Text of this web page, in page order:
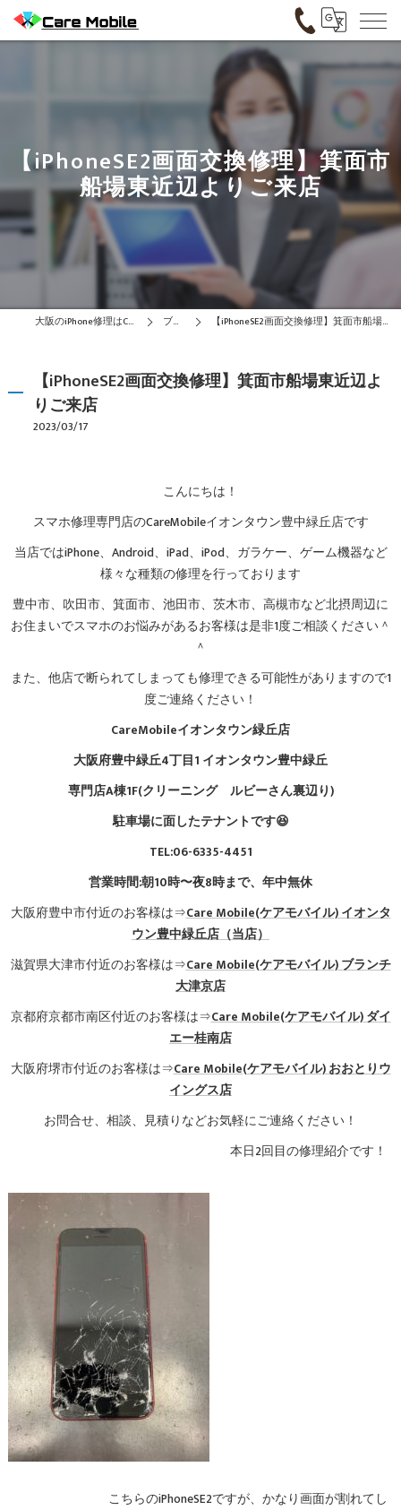
【iPhoneSE2画面交換修理】箕面市
船場東近辺よりご来店
大阪のiPhone修理はCare Mobile ブログ 【iPhoneSE2画面交換修理】箕面市船場東近辺よりご来店
【iPhoneSE2画面交換修理】箕面市船場東近辺よ
りご来店
2023/03/17
こんにちは！
スマホ修理専門店のCareMobileイオンタウン豊中緑丘店です
当店ではiPhone、Android、iPad、iPod、ガラケー、ゲーム機器など
様々な種類の修理を行っております
豊中市、吹田市、箕面市、池田市、茨木市、高槻市など北摂周辺に
お住まいでスマホのお悩みがあるお客様は是非1度ご相談ください＾
＾
また、他店で断られてしまっても修理できる可能性がありますので1
度ご連絡ください！
CareMobileイオンタウン緑丘店
大阪府豊中緑丘4丁目1 イオンタウン豊中緑丘
専門店A棟1F(クリーニング ルビーさん裏辺り)
駐車場に面したテナントです😆
TEL:06-6335-4451
営業時間:朝10時〜夜8時まで、年中無休
大阪府豊中市付近のお客様は⇒Care Mobile(ケアモバイル)イオンタ
ウン豊中緑丘店（当店）
滋賀県大津市付近のお客様は⇒Care Mobile(ケアモバイル) ブランチ
大津京店
京都府京都市南区付近のお客様は⇒Care Mobile(ケアモバイル)ダイ
エー桂南店
大阪府堺市付近のお客様は⇒Care Mobile(ケアモバイル)おおとりウ
イングス店
お問合せ、相談、見積りなどお気軽にご連絡ください！
本日2回目の修理紹介です！
こちらのiPhoneSE2ですが、かなり画面が割れてし